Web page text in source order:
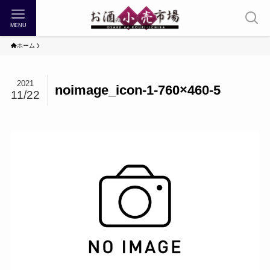
MENU
ホーム
noimage_icon-1-760×460-5
2021
11/22